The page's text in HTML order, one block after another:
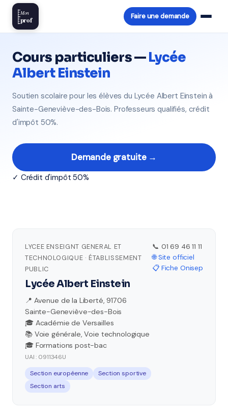
Mon
prof Faire une demande
Cours particuliers —Lycée
Albert Einstein
Soutien scolaire pour les élèves du Lycée Albert Einstein à
Sainte-Geneviève-des-Bois. Professeurs qualifiés, crédit
d'impôt 50%.
Demande gratuite →
✓ Crédit d'impôt 50%
LYCEE ENSEIGNT GENERAL ET
TECHNOLOGIQUE · ÉTABLISSEMENT
PUBLIC
Lycée Albert Einstein
📍 Avenue de la Liberté, 91706
Sainte-Geneviève-des-Bois
🎓 Académie de Versailles
📚 Voie générale, Voie technologique
🎓 Formations post-bac
UAI : 0911346U
Section européenne
Section sportive
Section arts
📞 01 69 46 11 11
🌐 Site officiel
📋 Fiche Onisep